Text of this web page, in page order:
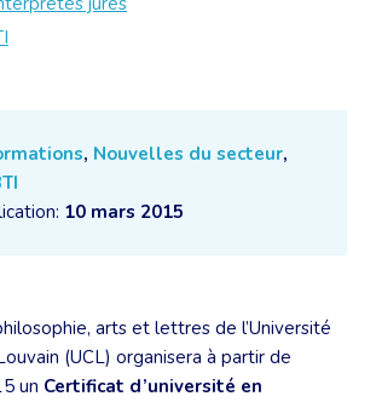
, Nouvelles du secteur,
10 mars 2015
arts et lettres de l’Université
(UCL) organisera à partir de
un Certificat d’université en